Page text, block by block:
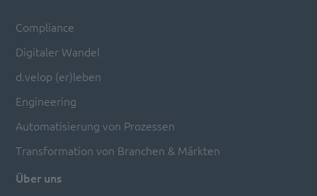
Compliance
Digitaler Wandel
d.velop (er)leben
Engineering
Automatisierung von Prozessen
Transformation von Branchen & Märkten
Über uns